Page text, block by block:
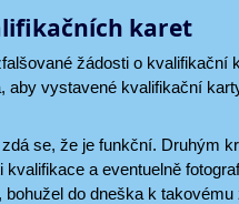
karet
žádosti o
aby vystavené kvalifikační
se, že je funkční. Druhým
a eventuelně
do dneška k takovému